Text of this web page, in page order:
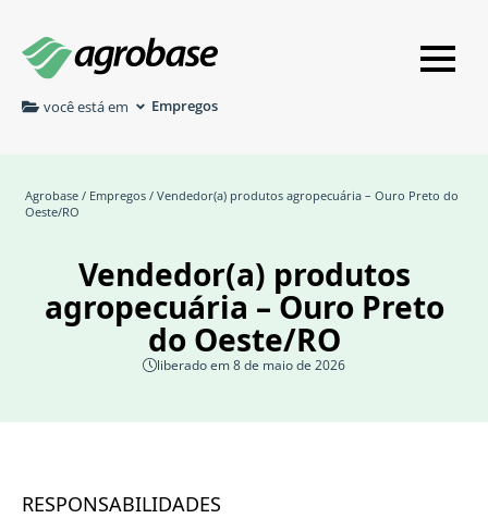
você está em Empregos
Agrobase / Empregos / Vendedor(a) produtos agropecuária – Ouro Preto do
Oeste/RO
Vendedor(a) produtos
agropecuária – Ouro Preto
do Oeste/RO
liberado em 8 de maio de 2026
RESPONSABILIDADES